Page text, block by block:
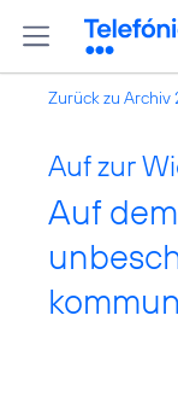
Zurück zu Archiv
Auf zur
Auf